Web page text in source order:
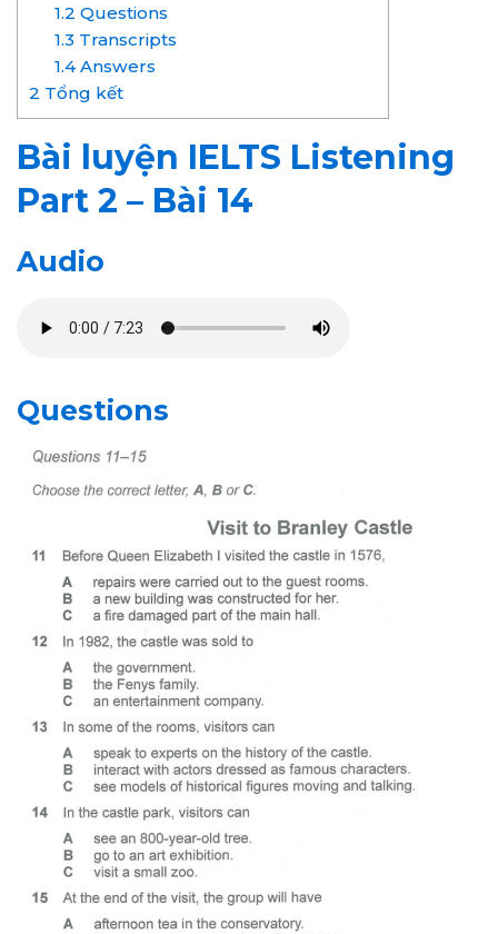
1.2 Questions
1.3 Transcripts
1.4Answers
2 Tổng kết
Bài luyện IELTS Listening
Part 2 – Bài 14
Audio
Questions